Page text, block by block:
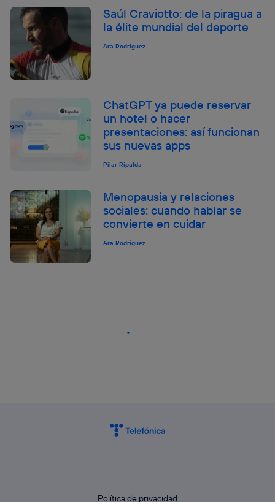
Saúl Craviotto: de la piragua a
la élite mundial del deporte
Ara Rodríguez
ChatGPT ya puede reservar
un hotel o hacer
presentaciones: así funcionan
sus nuevas apps
Pilar Ripalda
Menopausia y relaciones
sociales: cuando hablar se
convierte en cuidar
Ara Rodríguez
Política de privacidad